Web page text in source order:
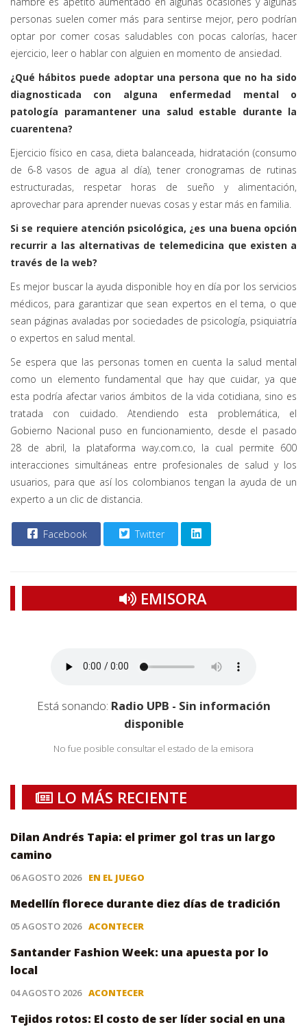
personas suelen comer más para sentirse mejor, pero podrían
optar por comer cosas saludables con pocas calorías, hacer
ejercicio, leer o hablar con alguien en momento de ansiedad.
¿Qué hábitos puede adoptar una persona que no ha sido
diagnosticada con alguna enfermedad mental o
patología paramantener una salud estable durante la
cuarentena?
Ejercicio físico en casa, dieta balanceada, hidratación (consumo
de 6-8 vasos de agua al día), tener cronogramas de rutinas
estructuradas, respetar horas de sueño y alimentación,
aprovechar para aprender nuevas cosas y estar más en familia.
Si se requiere atención psicológica, ¿es una buena opción
recurrir a las alternativas de telemedicina que existen a
través de la web?
Es mejor buscar la ayuda disponible hoy en día por los servicios
médicos, para garantizar que sean expertos en el tema, o que
sean páginas avaladas por sociedades de psicología, psiquiatría
o expertos en salud mental.
Se espera que las personas tomen en cuenta la salud mental
como un elemento fundamental que hay que cuidar, ya que
esta podría afectar varios ámbitos de la vida cotidiana, sino es
tratada con cuidado. Atendiendo esta problemática, el
Gobierno Nacional puso en funcionamiento, desde el pasado
28 de abril, la plataforma way.com.co, la cual permite 600
interacciones simultáneas entre profesionales de salud y los
usuarios, para que así los colombianos tengan la ayuda de un
experto a un clic de distancia.
Facebook Twitter
EMISORA
Está sonando: Radio UPB - Sin información
disponible
No fue posible consultar el estado de la emisora
LO MÁS RECIENTE
Dilan Andrés Tapia: el primer gol tras un largo
camino
06 AGOSTO 2026 EN EL JUEGO
Medellín florece durante diez días de tradición
05 AGOSTO 2026 ACONTECER
Santander Fashion Week: una apuesta por lo
local
04 AGOSTO 2026 ACONTECER
Tejidos rotos: El costo de ser líder social en una